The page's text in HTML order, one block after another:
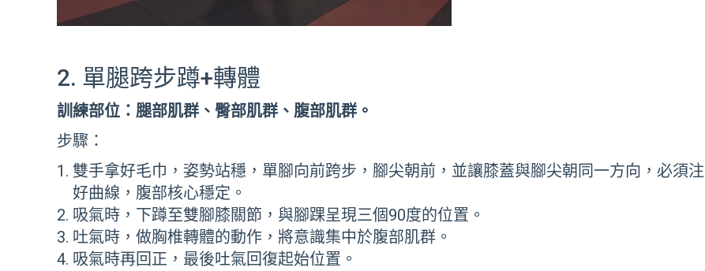
2. 單腿跨步蹲+轉體
訓練部位：腿部肌群、臀部肌群、腹部肌群。
步驟：
雙手拿好毛巾，姿勢站穩，單腳向前跨步，腳尖朝前，並讓膝蓋與腳尖朝同一方向，必須
好曲線，腹部核心穩定。
吸氣時，下蹲至雙腳膝關節，與腳踝呈現三個90度的位置。
吐氣時，做胸椎轉體的動作，將意識集中於腹部肌群。
吸氣時再回正，最後吐氣回復起始位置。